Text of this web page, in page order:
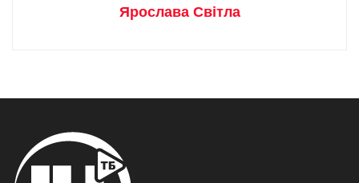
Ярослава Світла